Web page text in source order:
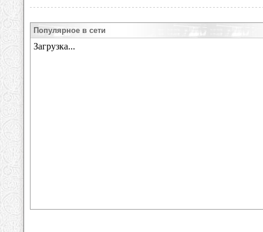
Популярное в сети